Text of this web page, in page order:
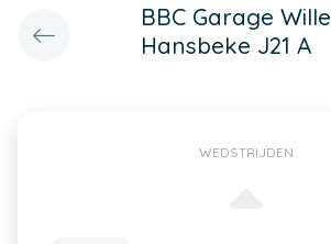
BBC Garage Wille
Hansbeke J21 A
WEDSTRIJDEN